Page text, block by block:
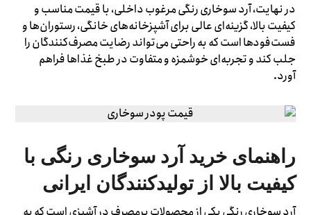
در نهایت، آرد سوخاری رنگی مرغوب داخلی، با قیمت مناسب و
کیفیت بالا، گزینه‌ای عالی برای آشپزخانه‌های خانگی، رستوران‌ها و
فست‌فودها است که به راحتی می‌تواند رضایت مصرف‌کنندگان را
جلب کند و تجربه‌ای خوشمزه و متفاوت در طبخ غذاها فراهم
آورد.
راهنمای خرید آرد سوخاری رنگی با
کیفیت بالا از تولیدکنندگان ایرانی